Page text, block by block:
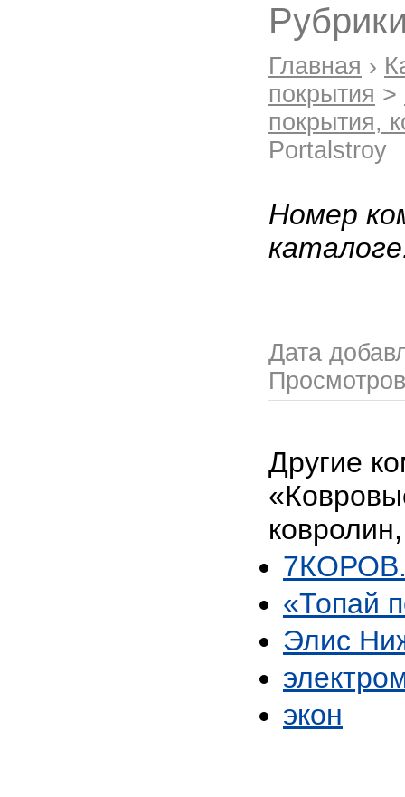
Главная ›
покрытия >
покрытия,
Portalstroy
Номер
Дата
Другие
«Топай
Элис
экон